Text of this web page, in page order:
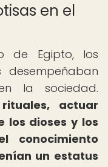
en el
de Egipto, los
desempeñaban
la sociedad.
actuar
los dioses y los
conocimiento
un estatus